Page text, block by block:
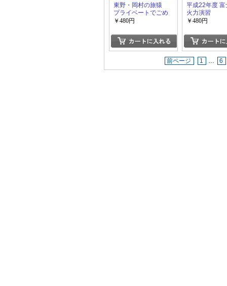
東野・岡村の旅猿
プライベートでごめ
んなさい…パラオで
旅 ＆ 南房総 岡村復帰
の旅
￥480円
平成22年度
火力演習
￥480円
前ページ 1 … 6